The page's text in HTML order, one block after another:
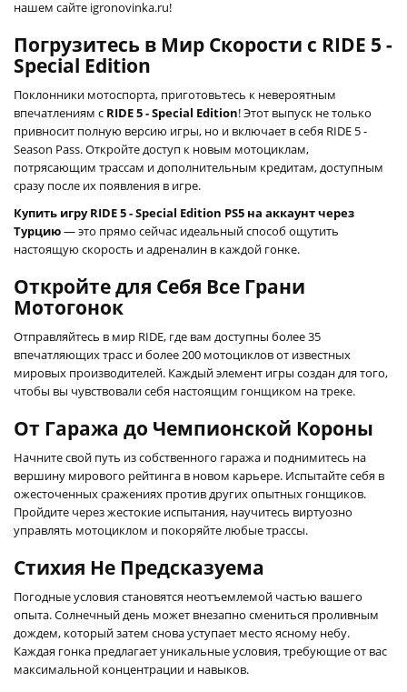
нашем сайте igronovinka.ru!
Погрузитесь в Мир Скорости с RIDE 5 -
Special Edition
Поклонники мотоспорта, приготовьтесь к невероятным
впечатлениям с RIDE 5 - Special Edition! Этот выпуск не только
привносит полную версию игры, но и включает в себя RIDE 5 -
Season Pass. Откройте доступ к новым мотоциклам,
потрясающим трассам и дополнительным кредитам, доступным
сразу после их появления в игре.
Купить игру RIDE 5 - Special Edition PS5 на аккаунт через
Турцию— это прямо сейчас идеальный способ ощутить
настоящую скорость и адреналин в каждой гонке.
Откройте для Себя Все Грани
Мотогонок
Отправляйтесь в мир RIDE, где вам доступны более 35
впечатляющих трасс и более 200 мотоциклов от известных
мировых производителей. Каждый элемент игры создан для того,
чтобы вы чувствовали себя настоящим гонщиком на треке.
От Гаража до Чемпионской Короны
Начните свой путь из собственного гаража и поднимитесь на
вершину мирового рейтинга в новом карьере. Испытайте себя в
ожесточенных сражениях против других опытных гонщиков.
Пройдите через жестокие испытания, научитесь виртуозно
управлять мотоциклом и покоряйте любые трассы.
Стихия Не Предсказуема
Погодные условия становятся неотъемлемой частью вашего
опыта. Солнечный день может внезапно смениться проливным
дождем, который затем снова уступает место ясному небу.
Каждая гонка предлагает уникальные условия, требующие от вас
максимальной концентрации и навыков.